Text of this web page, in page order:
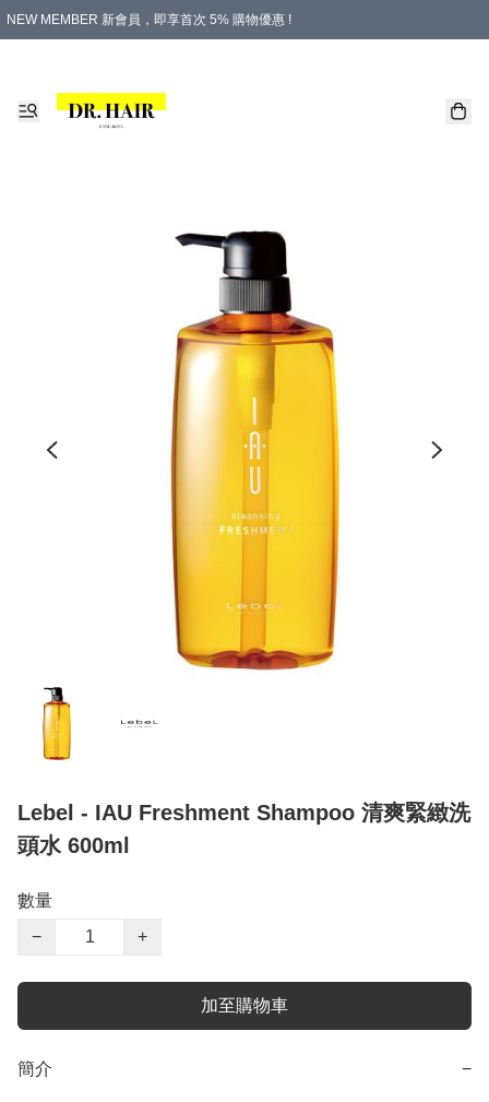
NEW MEMBER 新會員，即享首次 5% 購物優惠 !
Lebel - IAU Freshment Shampoo 清爽緊緻洗
頭水 600ml
數量
−
+
加至購物車
簡介 −